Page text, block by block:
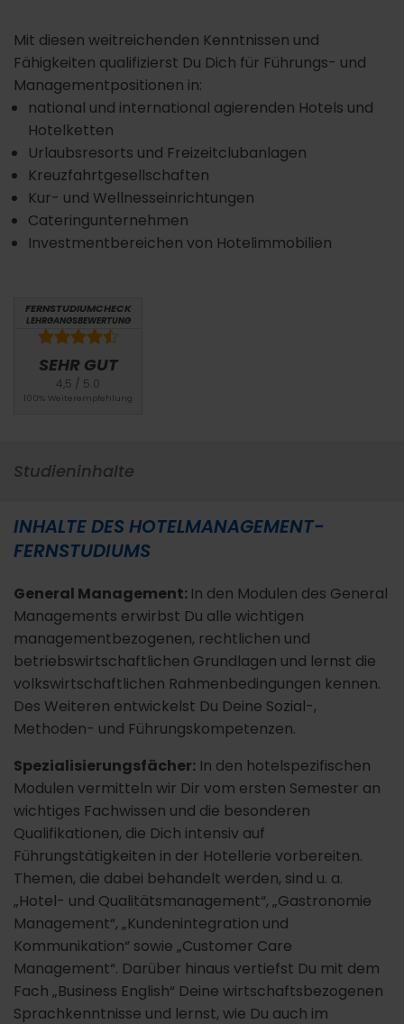
Mit diesen weitreichenden Kenntnissen und
Fähigkeiten qualifizierst Du Dich für Führungs- und
Managementpositionen in:
national und international agierenden Hotels und
Hotelketten
Urlaubsresorts und Freizeitclubanlagen
Kreuzfahrtgesellschaften
Kur- und Wellnesseinrichtungen
Cateringunternehmen
Investmentbereichen von Hotelimmobilien
FERNSTUDIUMCHECK
LEHRGANGSBEWERTUNG
SEHR GUT
4,5 / 5.0
100% Weiterempfehlung
Studieninhalte
INHALTE DES HOTELMANAGEMENT-
FERNSTUDIUMS
General Management: In den Modulen des General
Managements erwirbst Du alle wichtigen
managementbezogenen, rechtlichen und
betriebswirtschaftlichen Grundlagen und lernst die
volkswirtschaftlichen Rahmenbedingungen kennen.
Des Weiteren entwickelst Du Deine Sozial-,
Methoden- und Führungskompetenzen.
Spezialisierungsfächer: In den hotelspezifischen
Modulen vermitteln wir Dir vom ersten Semester an
wichtiges Fachwissen und die besonderen
Qualifikationen, die Dich intensiv auf
Führungstätigkeiten in der Hotellerie vorbereiten.
Themen, die dabei behandelt werden, sind u. a.
„Hotel- und Qualitätsmanagement“, „Gastronomie
Management“, „Kundenintegration und
Kommunikation“ sowie „Customer Care
Management“. Darüber hinaus vertiefst Du mit dem
Fach „Business English“ Deine wirtschaftsbezogenen
Sprachkenntnisse und lernst, wie Du auch im